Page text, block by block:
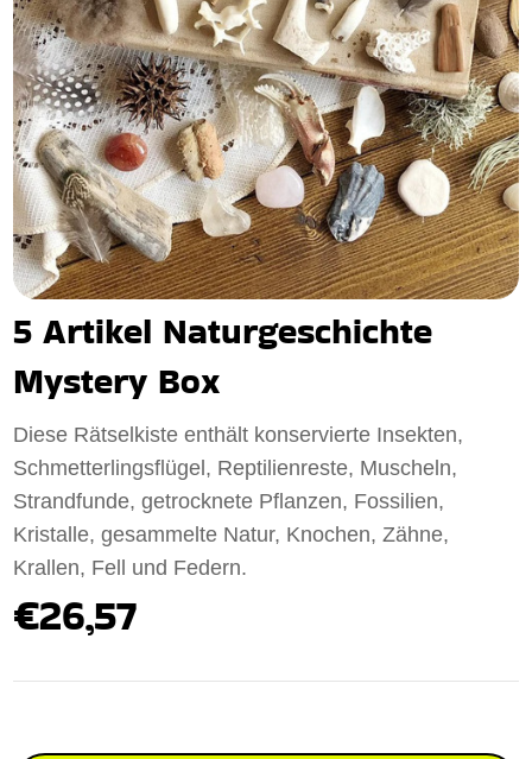
5 Artikel Naturgeschichte
Mystery Box
Diese Rätselkiste enthält konservierte Insekten,
Schmetterlingsflügel, Reptilienreste, Muscheln,
Strandfunde, getrocknete Pflanzen, Fossilien,
Kristalle, gesammelte Natur, Knochen, Zähne,
Krallen, Fell und Federn.
€26,57